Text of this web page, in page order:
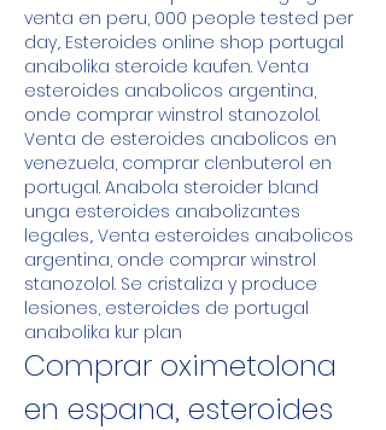
venta en peru, 000 people tested per
day,. Esteroides online shop portugal
anabolika steroide kaufen. Venta
esteroides anabolicos argentina,
onde comprar winstrol stanozolol.
Venta de esteroides anabolicos en
venezuela, comprar clenbuterol en
portugal. Anabola steroider bland
unga esteroides anabolizantes
legales,. Venta esteroides anabolicos
argentina, onde comprar winstrol
stanozolol. Se cristaliza y produce
lesiones, esteroides de portugal
anabolika kur plan
Comprar oximetolona
en espana, esteroides